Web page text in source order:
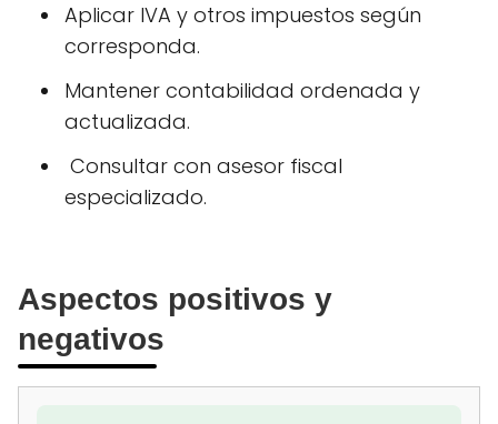
Aplicar IVA y otros impuestos según
corresponda.
Mantener contabilidad ordenada y
actualizada.
‍ Consultar con asesor fiscal
especializado.
Aspectos positivos y
negativos